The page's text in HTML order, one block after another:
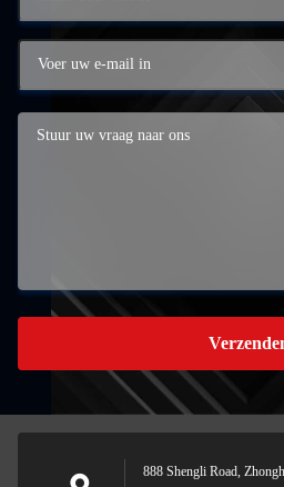
888 Shengli Road,